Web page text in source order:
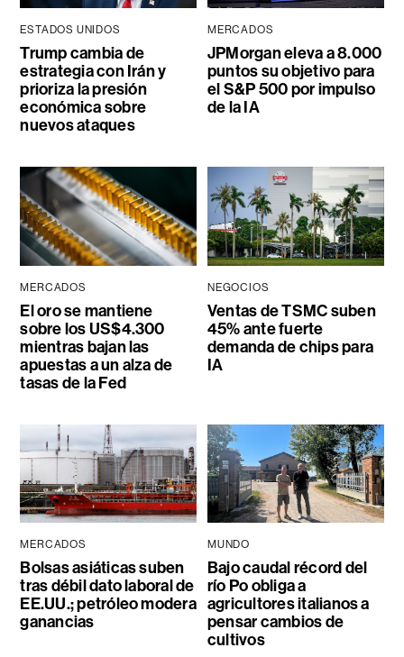
ESTADOS UNIDOS
Trump cambia de
estrategia con Irán y
prioriza la presión
económica sobre
nuevos ataques
MERCADOS
JPMorgan eleva a 8.000
puntos su objetivo para
el S&P 500 por impulso
de la IA
MERCADOS
El oro se mantiene
sobre los US$4.300
mientras bajan las
apuestas a un alza de
tasas de la Fed
NEGOCIOS
Ventas de TSMC suben
45% ante fuerte
demanda de chips para
IA
MERCADOS
Bolsas asiáticas suben
tras débil dato laboral de
EE.UU.; petróleo modera
ganancias
MUNDO
Bajo caudal récord del
río Po obliga a
agricultores italianos a
pensar cambios de
cultivos